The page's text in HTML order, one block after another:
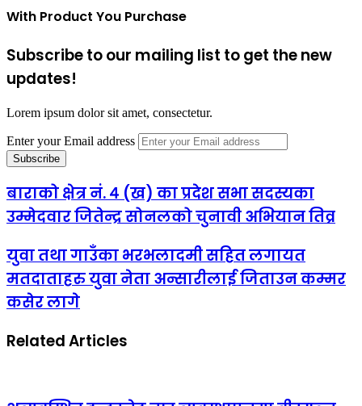
With Product You Purchase
Subscribe to our mailing list to get the new
updates!
Lorem ipsum dolor sit amet, consectetur.
Enter your Email address
बाराको क्षेत्र नं. ४ (ख) का प्रदेश सभा सदस्यका
उम्मेदवार जितेन्द्र सोनलको चुनावी अभियान तिव्र
युवा तथा गाउँका भरभलादमी सहित लगायत
मतदाताहरु युवा नेता अन्सारीलाई जिताउन कम्मर
कसेर लागे
Related Articles